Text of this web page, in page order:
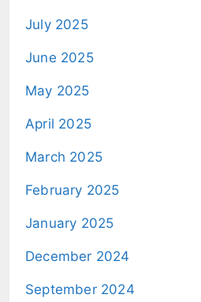
July 2025
June 2025
May 2025
April 2025
March 2025
February 2025
January 2025
December 2024
September 2024